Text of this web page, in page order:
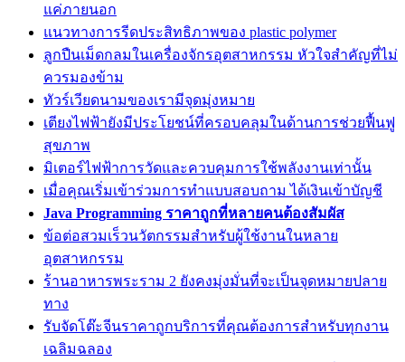
แค่ภายนอก
แนวทางการรีดประสิทธิภาพของ plastic polymer
ลูกปืนเม็ดกลมในเครื่องจักรอุตสาหกรรม หัวใจสำคัญที่ไม่
ควรมองข้าม
ทัวร์เวียดนามของเรามีจุดมุ่งหมาย
เตียงไฟฟ้ายังมีประโยชน์ที่ครอบคลุมในด้านการช่วยฟื้นฟู
สุขภาพ
มิเตอร์ไฟฟ้าการวัดและควบคุมการใช้พลังงานเท่านั้น
เมื่อคุณเริ่มเข้าร่วมการทำแบบสอบถาม ได้เงินเข้าบัญชี
Java Programming ราคาถูกที่หลายคนต้องสัมผัส
ข้อต่อสวมเร็วนวัตกรรมสำหรับผู้ใช้งานในหลาย
อุตสาหกรรม
ร้านอาหารพระราม 2 ยังคงมุ่งมั่นที่จะเป็นจุดหมายปลาย
ทาง
รับจัดโต๊ะจีนราคาถูกบริการที่คุณต้องการสำหรับทุกงาน
เฉลิมฉลอง